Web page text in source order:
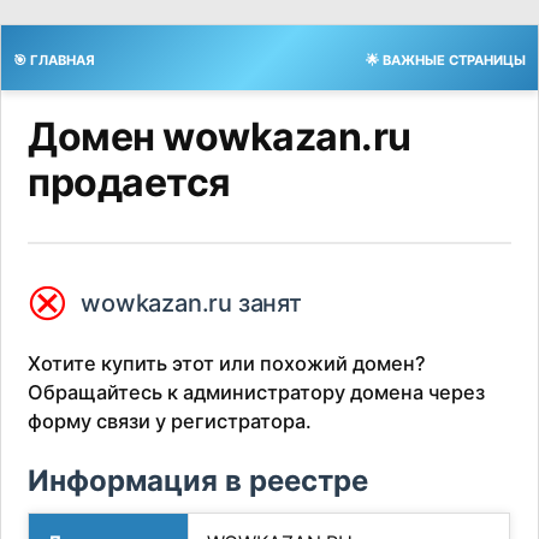
🎯 ГЛАВНАЯ 🌟 ВАЖНЫЕ СТРАНИЦЫ
Домен wowkazan.ru
продается
⮿ wowkazan.ru занят
Хотите купить этот или похожий домен?
Обращайтесь к администратору домена через
форму связи у регистратора.
Информация в реестре